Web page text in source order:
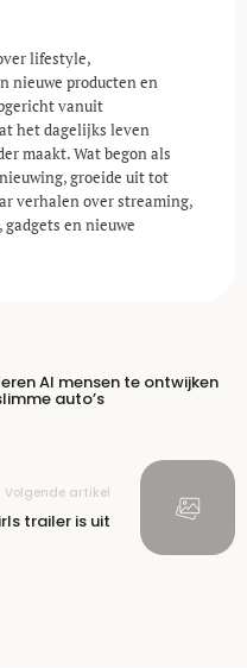
lifestyle,
nieuwe producten en
vanuit
het dagelijks leven
maakt. Wat begon als
groeide uit tot
verhalen over streaming,
en nieuwe
AI mensen te ontwijken
auto’s
Volgende artikel
trailer is uit